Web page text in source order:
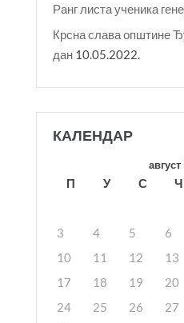
Ранг листа ученика
Крсна слава општине
дан 10.05.2022.
КАЛЕНДАР
август
П У С Ч
3
4 5 6
10
11 12 13
17
18 19 20
24
25 26 27